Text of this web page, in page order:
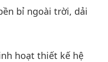
bỉ ngoài trời, dải
hoạt thiết kế hệ